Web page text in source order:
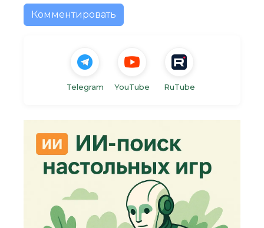
Комментировать
Telegram YouTube RuTube